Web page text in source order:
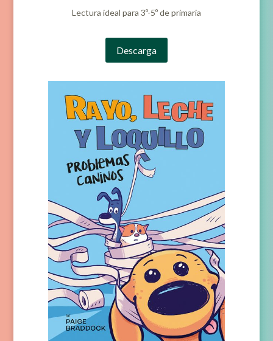
Lectura ideal para 3º-5º de primaria
Descarga